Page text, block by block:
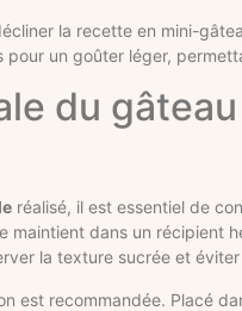
la recette en mini-
un goûter léger,
du
réalisé, il est essentiel de
maintient dans un récipient
la texture sucrée et
est recommandée. Placé